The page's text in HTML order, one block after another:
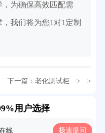
为确保高效匹配需
我们将为您1对1定制
下一篇：老化测试柜 > >
用户选择
线 极速提问